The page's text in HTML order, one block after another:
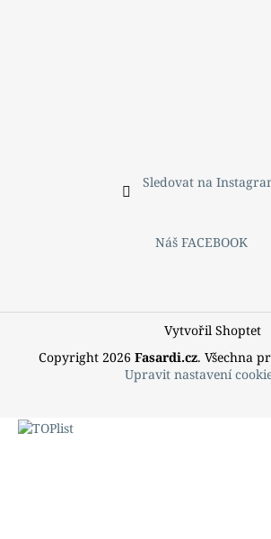
Sledovat na
Náš FACEBOOK
Vytvořil Shoptet
Copyright 2026 Fasardi.cz. Všechna
Upravit nastavení